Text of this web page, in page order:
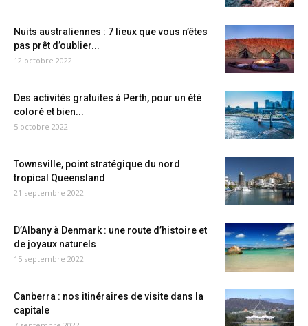
Nuits australiennes : 7 lieux que vous n’êtes
pas prêt d’oublier...
12 octobre 2022
Des activités gratuites à Perth, pour un été
coloré et bien...
5 octobre 2022
Townsville, point stratégique du nord
tropical Queensland
21 septembre 2022
D’Albany à Denmark : une route d’histoire et
de joyaux naturels
15 septembre 2022
Canberra : nos itinéraires de visite dans la
capitale